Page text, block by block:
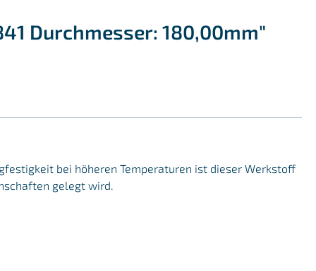
Durchmesser: 180,00mm"
bei höheren Temperaturen ist dieser Werkstoff
gelegt wird.